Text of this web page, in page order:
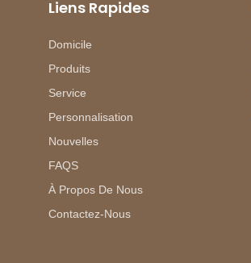
Liens Rapides
Domicile
Produits
Service
Personnalisation
Nouvelles
FAQS
À Propos De Nous
Contactez-Nous